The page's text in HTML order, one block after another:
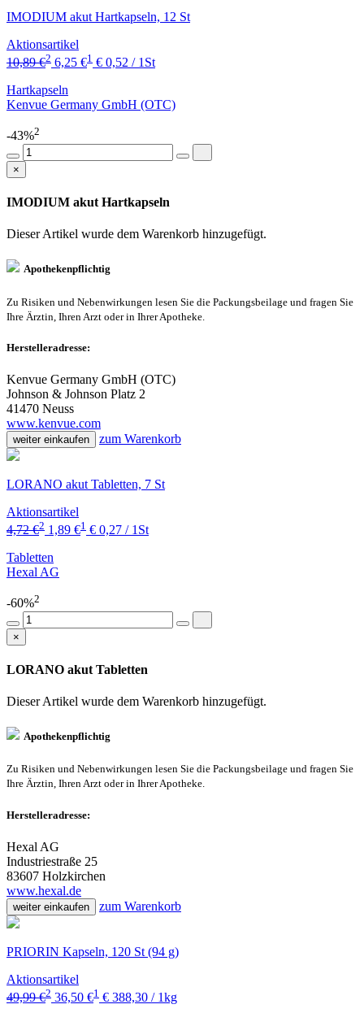
IMODIUM akut Hartkapseln, 12 St
Aktionsartikel
10,89 €2 6,25 €1 € 0,52 / 1St
Hartkapseln
Kenvue Germany GmbH (OTC)
-43%2
×
IMODIUM akut Hartkapseln
Dieser Artikel wurde dem Warenkorb hinzugefügt.
Apothekenpflichtig
Zu Risiken und Nebenwirkungen lesen Sie die Packungsbeilage und fragen Sie
Ihre Ärztin, Ihren Arzt oder in Ihrer Apotheke.
Herstelleradresse:
Kenvue Germany GmbH (OTC)
Johnson & Johnson Platz 2
41470 Neuss
www.kenvue.com
weiter einkaufen zum Warenkorb
LORANO akut Tabletten, 7 St
Aktionsartikel
4,72 €2 1,89 €1 € 0,27 / 1St
Tabletten
Hexal AG
-60%2
×
LORANO akut Tabletten
Dieser Artikel wurde dem Warenkorb hinzugefügt.
Apothekenpflichtig
Zu Risiken und Nebenwirkungen lesen Sie die Packungsbeilage und fragen Sie
Ihre Ärztin, Ihren Arzt oder in Ihrer Apotheke.
Herstelleradresse:
Hexal AG
Industriestraße 25
83607 Holzkirchen
www.hexal.de
weiter einkaufen zum Warenkorb
PRIORIN Kapseln, 120 St (94 g)
Aktionsartikel
49,99 €2 36,50 €1 € 388,30 / 1kg